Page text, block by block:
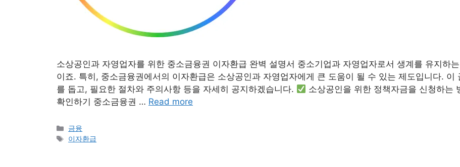
소상공인과 자영업자를 위한 중소금융권 이자환급 완벽 설명서 중소기업과 자영업자로서 생계를 유지하
이죠. 특히, 중소금융권에서의 이자환급은 소상공인과 자영업자에게 큰 도움이 될 수 있는 제도입니다. 이
를 돕고, 필요한 절차와 주의사항 등을 자세히 공지하겠습니다.
소상공인을 위한 정책자금을 신청하는
확인하기 중소금융권 … Read more
Categories
금융
Tags
이자환급